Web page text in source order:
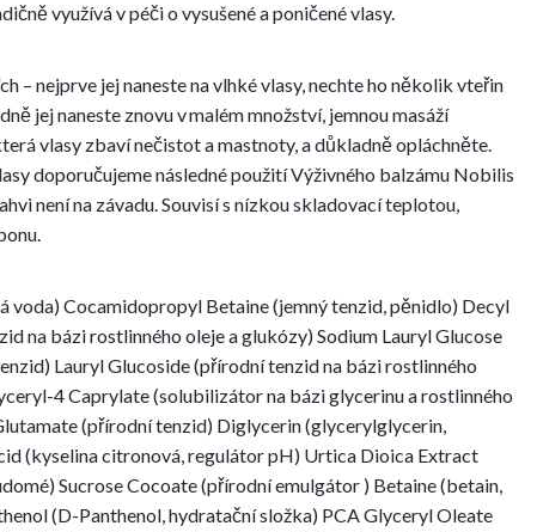
využívá v péči o vysušené a poničené vlasy.
– nejprve jej naneste na vlhké vlasy, nechte ho několik vteřin
jej naneste znovu v malém množství, jemnou masáží
vlasy zbaví nečistot a mastnoty, a důkladně opláchněte.
doporučujeme následné použití Výživného balzámu Nobilis
není na závadu. Souvisí s nízkou skladovací teplotou,
voda) Cocamidopropyl Betaine (jemný tenzid, pěnidlo) Decyl
na bázi rostlinného oleje a glukózy) Sodium Lauryl Glucose
Lauryl Glucoside (přírodní tenzid na bázi rostlinného
4 Caprylate (solubilizátor na bázi glycerinu a rostlinného
(přírodní tenzid) Diglycerin (glycerylglycerin,
(kyselina citronová, regulátor pH) Urtica Dioica Extract
Sucrose Cocoate (přírodní emulgátor ) Betaine (betain,
(D-Panthenol, hydratační složka) PCA Glyceryl Oleate